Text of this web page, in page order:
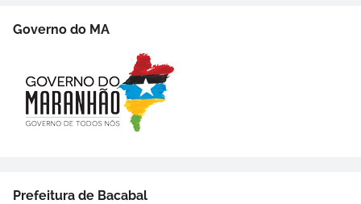
Governo do MA
Prefeitura de Bacabal